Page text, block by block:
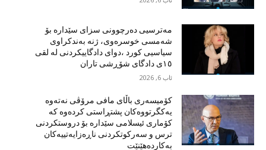
مەترسیی دەرچوونی سزای سێدارە بۆ
شەمسی خوسرەوی، ژنە بەندکراوی
سیاسیی کورد ،دوای دادگاییکردنی لە لقی
١٥ی دادگای شۆڕشی تاران
ئاب 6, 2026
کۆمیسەری باڵای مافی مرۆڤی نەتەوە
یەکگرتووەکان پشتڕاستی کردەوە کە
کۆماری ئیسلامی سێدارە بۆ دروستکردنی
ترس و سەرکوتکردنی ناڕەزایەتییەکان
بەکاردەهێنێت